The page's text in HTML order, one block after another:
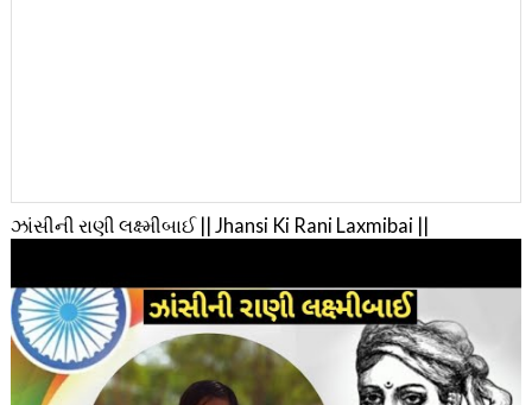
ઝાંસીની રાણી લક્ષ્મીબાઈ || Jhansi Ki Rani Laxmibai ||